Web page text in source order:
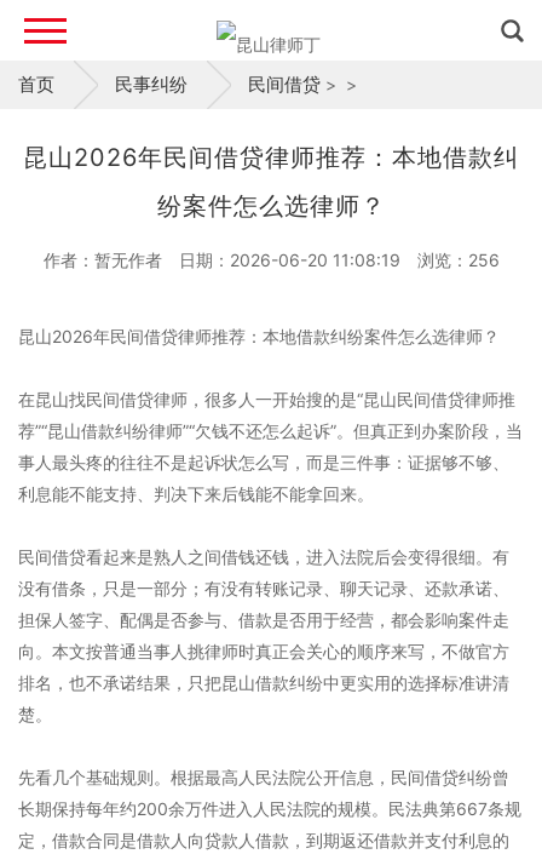
首页 >
民事纠纷 >
民间借贷
昆山2026年民间借贷律师推荐：本地借款纠
纷案件怎么选律师？
作者：暂无作者 日期：2026-06-20 11:08:19 浏览： 256
昆山2026年民间借贷律师推荐：本地借款纠纷案件怎么选律师？
在昆山找民间借贷律师，很多人一开始搜的是“昆山民间借贷律师推
荐”“昆山借款纠纷律师”“欠钱不还怎么起诉”。但真正到办案阶段，当
事人最头疼的往往不是起诉状怎么写，而是三件事：证据够不够、
利息能不能支持、判决下来后钱能不能拿回来。
民间借贷看起来是熟人之间借钱还钱，进入法院后会变得很细。有
没有借条，只是一部分；有没有转账记录、聊天记录、还款承诺、
担保人签字、配偶是否参与、借款是否用于经营，都会影响案件走
向。本文按普通当事人挑律师时真正会关心的顺序来写，不做官方
排名，也不承诺结果，只把昆山借款纠纷中更实用的选择标准讲清
楚。
先看几个基础规则。根据最高人民法院公开信息，民间借贷纠纷曾
长期保持每年约200余万件进入人民法院的规模。民法典第667条规
定，借款合同是借款人向贷款人借款，到期返还借款并支付利息的